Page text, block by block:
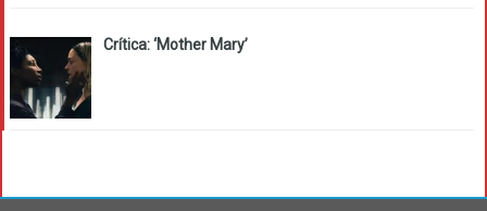
Crítica: ‘Mother Mary’